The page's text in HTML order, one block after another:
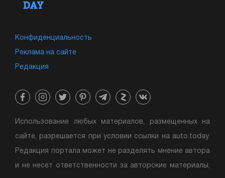
Конфиденциальность
Реклама на сайте
Редакция
Использование любых материалов, размещенных на
сайте, разрешается при условии ссылки на auto.today.
Редакция портала может не разделять мнение автора
и не несет ответственности за авторские материалы,